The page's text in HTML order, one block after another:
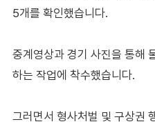
5개를 확인했습니다.
중계영상과 경기 사진을 통해
하는 작업에 착수했습니다.
그러면서 형사처벌 및 구상권